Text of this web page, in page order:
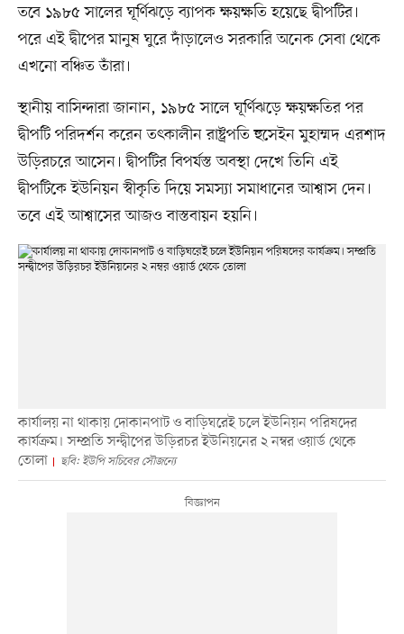
তবে ১৯৮৫ সালের ঘূর্ণিঝড়ে ব্যাপক ক্ষয়ক্ষতি হয়েছে দ্বীপটির।
পরে এই দ্বীপের মানুষ ঘুরে দাঁড়ালেও সরকারি অনেক সেবা থেকে
এখনো বঞ্চিত তাঁরা।
স্থানীয় বাসিন্দারা জানান, ১৯৮৫ সালে ঘূর্ণিঝড়ে ক্ষয়ক্ষতির পর
দ্বীপটি পরিদর্শন করেন তৎকালীন রাষ্ট্রপতি হুসেইন মুহাম্মদ এরশাদ
উড়িরচরে আসেন। দ্বীপটির বিপর্যস্ত অবস্থা দেখে তিনি এই
দ্বীপটিকে ইউনিয়ন স্বীকৃতি দিয়ে সমস্যা সমাধানের আশ্বাস দেন।
তবে এই আশ্বাসের আজও বাস্তবায়ন হয়নি।
কার্যালয় না থাকায় দোকানপাট ও বাড়িঘরেই চলে ইউনিয়ন পরিষদের
কার্যক্রম। সম্প্রতি সন্দ্বীপের উড়িরচর ইউনিয়নের ২ নম্বর ওয়ার্ড থেকে
তোলা
ছবি: ইউপি সচিবের সৌজন্যে